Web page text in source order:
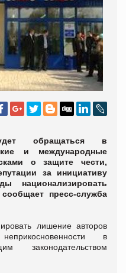
обращаться в
и международные
о защите чести,
за инициативу
национализировать
пресс-служба
лишение авторов
в
законодательством